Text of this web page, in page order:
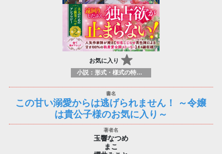
お気に入り
小説：形式・様式の特徴：ラノベ（ライトノベルズ）
この甘い溺愛からは逃げられません！ ～令嬢
は貴公子様のお気に入り～
玉響なつめ
まこ